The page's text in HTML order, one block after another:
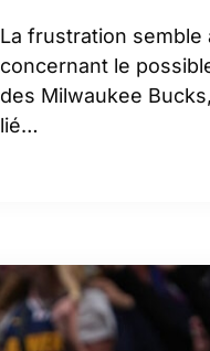
La frustration semble
concernant le
des Milwaukee
lié…